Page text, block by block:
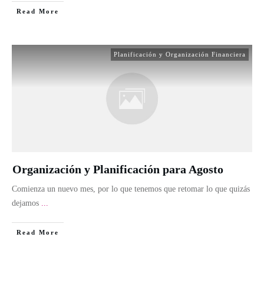
Read More
Planificación y Organización Financiera
Organización y Planificación para Agosto
Comienza un nuevo mes, por lo que tenemos que retomar lo que quizás
dejamos ...
Read More